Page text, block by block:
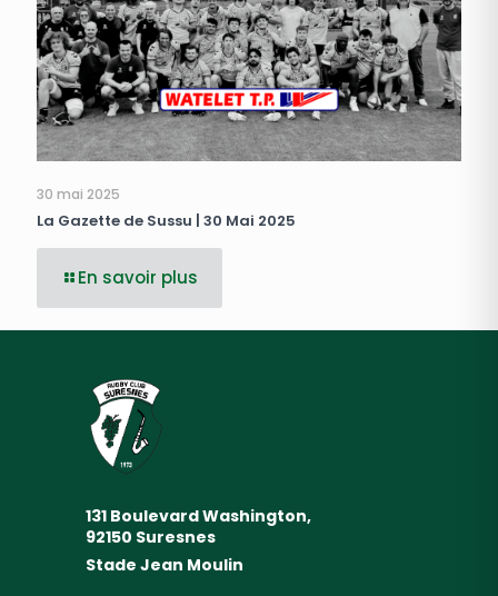
30 mai 2025
La Gazette de Sussu | 30 Mai 2025
En savoir plus
131 Boulevard Washington,
92150 Suresnes
Stade Jean Moulin